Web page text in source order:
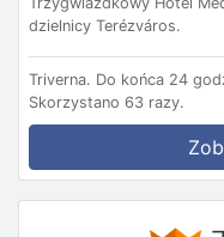
dzielnicy Terézváros.
Triverna. Do końca 24
Skorzystano 63 razy.